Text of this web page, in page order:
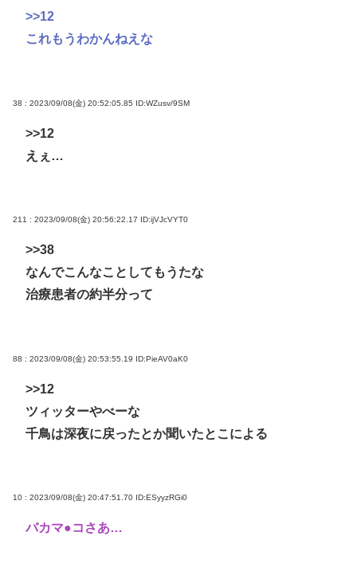
>>12
これもうわかんねえな
38 : 2023/09/08(金) 20:52:05.85 ID:WZusv/9SM
>>12
えぇ…
211 : 2023/09/08(金) 20:56:22.17 ID:ijVJcVYT0
>>38
なんでこんなことしてもうたな
治療患者の約半分って
88 : 2023/09/08(金) 20:53:55.19 ID:PieAV0aK0
>>12
ツィッターやべーな
千鳥は深夜に戻ったとか聞いたとこによる
10 : 2023/09/08(金) 20:47:51.70 ID:ESyyzRGi0
バカマ●コさあ…